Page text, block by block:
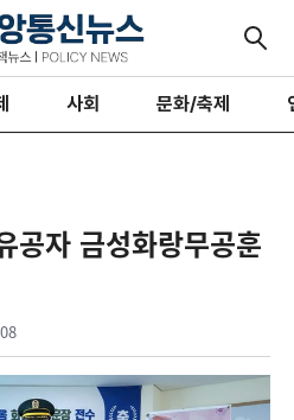
사회 문화/축제
공자 금성화랑무공훈